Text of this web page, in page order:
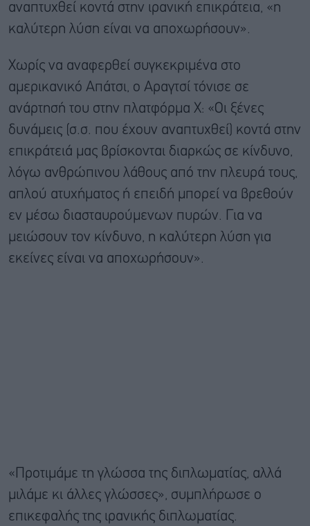
αναπτυχθεί κοντά στην ιρανική επικράτεια, «η
καλύτερη λύση είναι να αποχωρήσουν».
Χωρίς να αναφερθεί συγκεκριμένα στο
αμερικανικό Aπάτσι, ο Αραγτσί τόνισε σε
ανάρτησή του στην πλατφόρμα Χ: «Οι ξένες
δυνάμεις (σ.σ. που έχουν αναπτυχθεί) κοντά στην
επικράτειά μας βρίσκονται διαρκώς σε κίνδυνο,
λόγω ανθρώπινου λάθους από την πλευρά τους,
απλού ατυχήματος ή επειδή μπορεί να βρεθούν
εν μέσω διασταυρούμενων πυρών. Για να
μειώσουν τον κίνδυνο, η καλύτερη λύση για
εκείνες είναι να αποχωρήσουν».
«Προτιμάμε τη γλώσσα της διπλωματίας, αλλά
μιλάμε κι άλλες γλώσσες», συμπλήρωσε ο
επικεφαλής της ιρανικής διπλωματίας.